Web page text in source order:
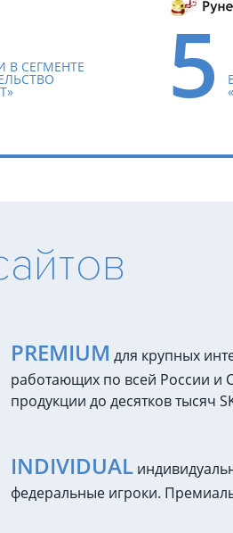
В СЕГМЕНТЕ 5
PREMIUM для крупных
работающих по всей России
продукции до десятков тысяч
INDIVIDUAL
федеральные игроки.